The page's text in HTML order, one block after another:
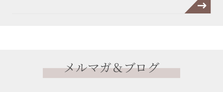
メルマガ＆ブログ